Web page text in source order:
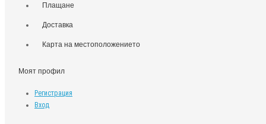
Плащане
Доставка
Карта на местоположението
Моят профил
Регистрация
Вход